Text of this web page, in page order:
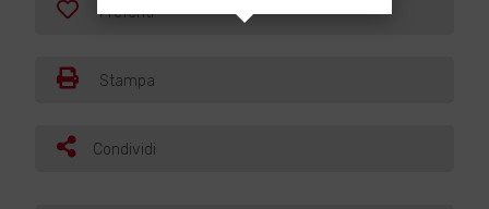
Preferiti
Stampa
Condividi